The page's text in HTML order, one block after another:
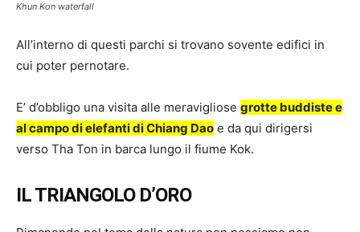
Khun Kon waterfall
All’interno di questi parchi si trovano sovente edifici in
cui poter pernotare.
E’ d’obbligo una visita alle meravigliose grotte buddiste e
al campo di elefanti di Chiang Dao e da qui dirigersi
verso Tha Ton in barca lungo il fiume Kok.
IL TRIANGOLO D’ORO